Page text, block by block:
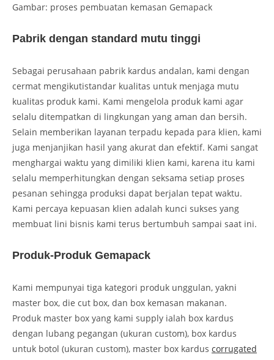
Gambar: proses pembuatan kemasan Gemapack
Pabrik dengan standard mutu tinggi
Sebagai perusahaan pabrik kardus andalan, kami dengan
cermat mengikutistandar kualitas untuk menjaga mutu
kualitas produk kami. Kami mengelola produk kami agar
selalu ditempatkan di lingkungan yang aman dan bersih.
Selain memberikan layanan terpadu kepada para klien, kami
juga menjanjikan hasil yang akurat dan efektif. Kami sangat
menghargai waktu yang dimiliki klien kami, karena itu kami
selalu memperhitungkan dengan seksama setiap proses
pesanan sehingga produksi dapat berjalan tepat waktu.
Kami percaya kepuasan klien adalah kunci sukses yang
membuat lini bisnis kami terus bertumbuh sampai saat ini.
Produk-Produk Gemapack
Kami mempunyai tiga kategori produk unggulan, yakni
master box, die cut box, dan box kemasan makanan.
Produk master box yang kami supply ialah box kardus
dengan lubang pegangan (ukuran custom), box kardus
untuk botol (ukuran custom), master box kardus corrugated